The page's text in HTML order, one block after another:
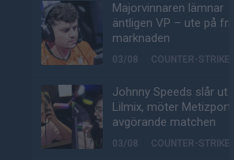
Majorvinnaren lämnar
äntligen VP – ute på fria
marknaden
03/08 COUNTER-STRIKE
Johnny Speeds slår ut
Lilmix, möter Metizport i
avgörande matchen
03/08 COUNTER-STRIKE